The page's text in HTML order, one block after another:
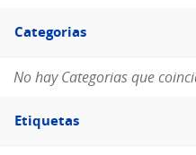
Filtro
Categorias
Categorias
No hay Categorias que
Filtro
Etiquetas
Etiquetas